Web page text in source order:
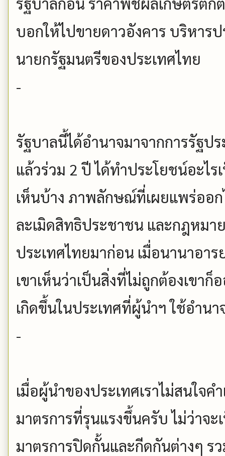
บอกให้ไปขายดาวอังคาร บริหาร
นายกรัฐมนตรีของประเทศไทย
-
รัฐบาลนี้ได้อำนาจมาจากการรัฐป
แล้วร่วม 2 ปี ได้ทำประโยชน์อะไร
เห็นบ้าง ภาพลักษณ์ที่เผยแพร่ออก
ละเมิดสิทธิประชาชน และกฎหมา
ประเทศไทยมาก่อน เมื่อนานาอา
เขาเห็นว่าเป็นสิ่งที่ไม่ถูกต้องเขา
เกิดขึ้นในประเทศที่ผู้นำฯ ใช้อำน
-
เมื่อผู้นำของประเทศเราไม่สนใจ
มาตรการที่รุนแรงขึ้นครับ ไม่ว่าจ
มาตรการปิดกั้นและกีดกันต่างๆ ร